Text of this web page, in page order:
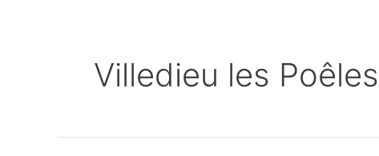
Villedieu les Poêles